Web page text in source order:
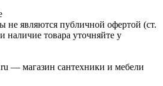
не являются публичной офертой (ст.
товара уточняйте у
— магазин сантехники и мебели